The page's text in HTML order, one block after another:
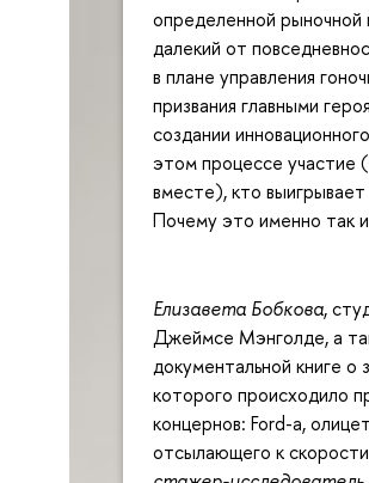
определенной рыночной
далекий от
в плане управления
призвания главными
создании
этом процессе участие
вместе), кто
Почему это именно так
Елизавета Бобкова,
Джеймсе Мэнголде, а
документальной книге о
которого происходило
концернов: Ford-а,
отсылающего к